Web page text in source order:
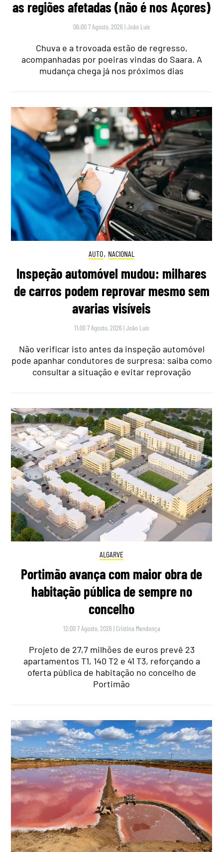
as regiões afetadas (não é nos Açores)
06:00 7 Agosto, 2026 |João Luís
Chuva e a trovoada estão de regresso,
acompanhadas por poeiras vindas do Saara. A
mudança chega já nos próximos dias
AUTO, NACIONAL
Inspeção automóvel mudou: milhares
de carros podem reprovar mesmo sem
avarias visíveis
11:00 7 Agosto, 2026 |João Luís
Não verificar isto antes da inspeção automóvel
pode apanhar condutores de surpresa: saiba como
consultar a situação e evitar reprovação
ALGARVE
Portimão avança com maior obra de
habitação pública de sempre no
concelho
12:00 7 Agosto, 2026 | Cristina Mendonça
Projeto de 27,7 milhões de euros prevê 23
apartamentos T1, 140 T2 e 41 T3, reforçando a
oferta pública de habitação no concelho de
Portimão